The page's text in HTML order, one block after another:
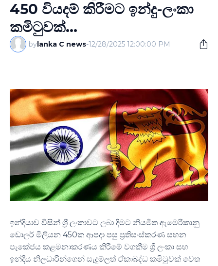
450 වියදම් කිරීමට ඉන්දු-ලංකා
කමිටුවක්...
bylanka C news-12/28/2025 12:00:00 PM
ඉන්දියාව විසින් ශ්‍රී ලංකාවට ලබා දීමට නියමිත ඇමෙරිකානු
ඩොලර් මිලියන 450ක ආපදා පසු ප්‍රතිසංස්කරණ සහන
පැකේජය කළමනාකරණය කිරීමේ වගකීම ශ්‍රී ලංකා සහ
ඉන්දීය නිලධාරීන්ගෙන් සැදුම්ලත් ඒකාබද්ධ කමිටුවක් වෙත